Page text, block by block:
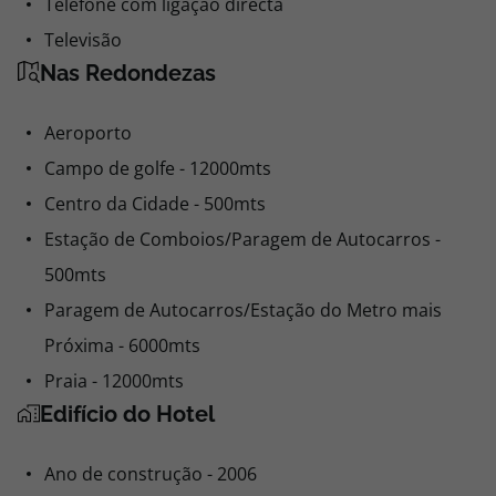
Televisão
Nas Redondezas
Aeroporto
Campo de golfe - 12000mts
Centro da Cidade - 500mts
Estação de Comboios/Paragem de Autocarros -
500mts
Paragem de Autocarros/Estação do Metro mais
Próxima - 6000mts
Praia - 12000mts
Edifício do Hotel
Ano de construção - 2006